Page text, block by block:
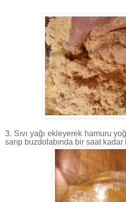
3. Sıvı yağı ekleyerek hamuru
sarıp buzdolabında bir saat kadar